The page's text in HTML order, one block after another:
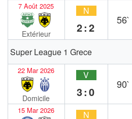
7 Août 2025
Extérieur
N
2:2
56`
Super League 1 Grece
22 Mar 2026
Domicile
V
3:0
90`
15 Mar 2026 N